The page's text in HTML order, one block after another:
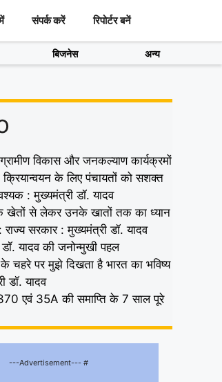
संपर्क करें रिपोर्टर बनें
बिजनेस अन्य
विकास और जनकल्याण कार्यक्रमों
क्रियान्वयन के लिए पंचायतों को सशक्त
: मुख्यमंत्री डॉ. यादव
खेतों से लेकर उनके खातों तक का ध्यान
राज्य सरकार : मुख्यमंत्री डॉ. यादव
यादव की जनोन्मुखी पहल
के चहरे पर मुझे दिखता है भारत का भविष्य
डॉ. यादव
एवं 35A की समाप्ति के 7 साल पूरे
---Advertisement--- #